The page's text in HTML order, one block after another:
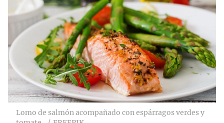
Lomo de salmón acompañado con espárragos verdes y